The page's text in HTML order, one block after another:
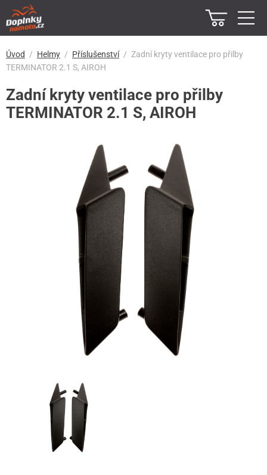
Úvod Helmy Příslušenství
Zadní kryty ventilace pro přilby
TERMINATOR 2.1 S, AIROH
Zadní kryty ventilace pro přilby
TERMINATOR 2.1 S, AIROH